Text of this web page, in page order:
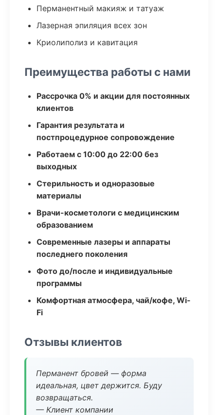
Перманентный макияж и татуаж
Лазерная эпиляция всех зон
Криолиполиз и кавитация
Преимущества работы с нами
Рассрочка 0% и акции для постоянных
клиентов
Гарантия результата и
постпроцедурное сопровождение
Работаем с 10:00 до 22:00 без
выходных
Стерильность и одноразовые
материалы
Врачи-косметологи с медицинским
образованием
Современные лазеры и аппараты
последнего поколения
Фото до/после и индивидуальные
программы
Комфортная атмосфера, чай/кофе, Wi-
Fi
Отзывы клиентов
Перманент бровей — форма
идеальная, цвет держится. Буду
возвращаться.
— Клиент компании